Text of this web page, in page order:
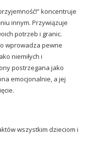
koncentruje
innym. Przywiązuje
potrzeb i granic.
wprowadza pewne
niemiłych i
postrzegana jako
emocjonalnie, a jej
wszystkim dzieciom i